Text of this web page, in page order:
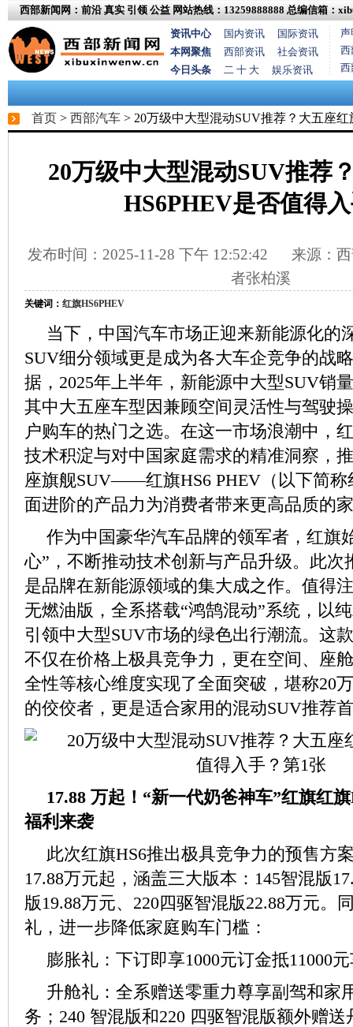
西部新闻网：前沿 真实 引领 公益 网站热线：13259888888 总编信箱：
资讯中心
国内资讯
国际资讯
本网聚焦
西部资讯
社会资讯
今日头条
二 十 大 娱乐资讯
声
西
西
首页 > 西部汽车 > 20万级中大型混动SUV推荐？大五座
20万级中大型混动SUV推荐
HS6PHEV是否值得
发布时间：2025-11-28 下午 12:52:42 来源：西
者张柏溪
关键词： 红旗HS6PHEV
当下，中国汽车市场正迎来新能源化的
SUV细分领域更是成为各大车企竞争的战
据，2025年上半年，新能源中大型SUV销
其中大五座车型因兼顾空间灵活性与驾驶
户购车的热门之选。在这一市场浪潮中，
技术积淀与对中国家庭需求的精准洞察，
座旗舰SUV——红旗HS6 PHEV（以下简称
面进阶的产品力为消费者带来更高品质的
作为中国豪华汽车品牌的领军者，红旗
心”，不断推动技术创新与产品升级。此次
是品牌在新能源领域的集大成之作。值得
无燃油版，全系搭载“鸿鹄混动”系统，以
引领中大型SUV市场的绿色出行潮流。这
不仅在价格上极具竞争力，更在空间、座
全性等核心维度实现了全面突破，堪称20
的佼佼者，更是适合家用的混动SUV推荐
17.88 万起！“新一代奶爸神车”红旗红
福利来袭
此次红旗HS6推出极具竞争力的预售方
17.88万元起，涵盖三大版本：145智混版
版19.88万元、220四驱智混版22.88万元。
礼，进一步降低家庭购车门槛：
膨胀礼：下订即享1000元订金抵11000
升舱礼：全系赠送零重力尊享副驾和家
务；240 智混版和220 四驱智混版额外赠